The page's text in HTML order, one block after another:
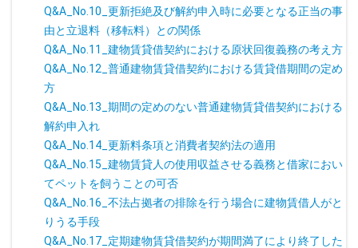
Q&A_No.10_更新拒絶及び解約申入時に必要となる正当の事
由と立退料（移転料）との関係
Q&A_No.11_建物賃貸借契約における原状回復義務の考え方
Q&A_No.12_普通建物賃貸借契約における賃貸借期間の定め
方
Q&A_No.13_期間の定めのない普通建物賃貸借契約における
解約申入れ
Q&A_No.14_更新料条項と消費者契約法の適用
Q&A_No.15_建物賃貸人の使用収益させる義務と借家におい
てペットを飼うことの可否
Q&A_No.16_不法占拠者の排除を行う場合に建物賃借人がと
りうる手段
Q&A_No.17_定期建物賃貸借契約が期間満了により終了した